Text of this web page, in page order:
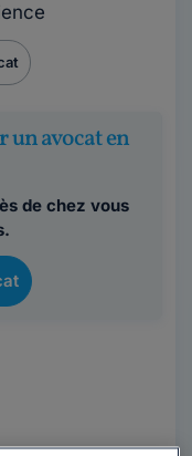
un avocat en
de chez vous